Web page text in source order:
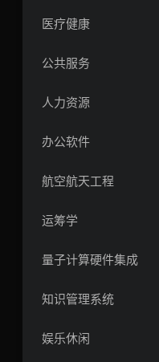
医疗健康
公共服务
人力资源
办公软件
航空航天工程
运筹学
量子计算硬件集成
知识管理系统
娱乐休闲